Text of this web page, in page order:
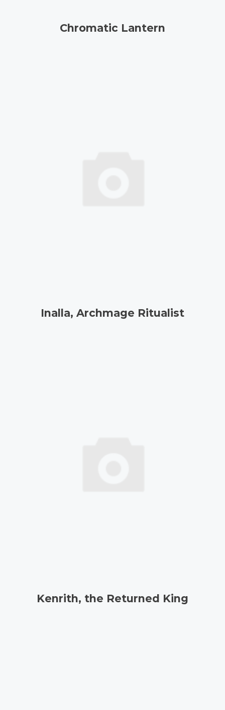
Chromatic Lantern
Inalla, Archmage Ritualist
Kenrith, the Returned King